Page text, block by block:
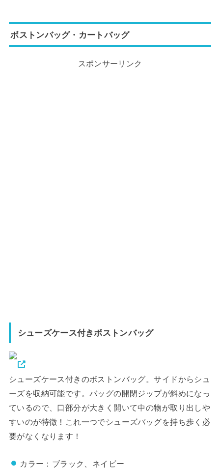
ボストンバッグ・カートバッグ
スポンサーリンク
シューズケース付きボストンバッグ
シューズケース付きのボストンバッグ。サイドからシュ
ーズを収納可能です。バッグの開閉ジップが斜めになっ
ているので、口部分が大きく開いて中の物が取り出しや
すいのが特徴！これ一つでシューズバッグを持ち歩く必
要がなくなります！
カラー：ブラック、ネイビー